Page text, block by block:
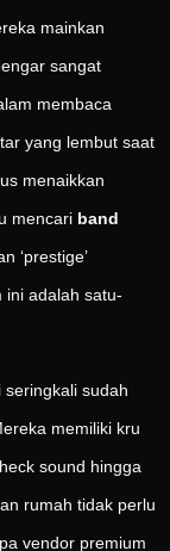
mainkan
sangat
membaca
yang lembut saat
menaikkan
mencari band
‘prestige’
ini adalah satu-
sudah
memiliki kru
sound hingga
rumah tidak perlu
vendor premium